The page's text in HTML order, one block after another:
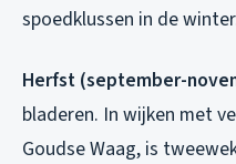
spoedklussen in de
Herfst (september-
bladeren. In wijken met
Goudse Waag, is